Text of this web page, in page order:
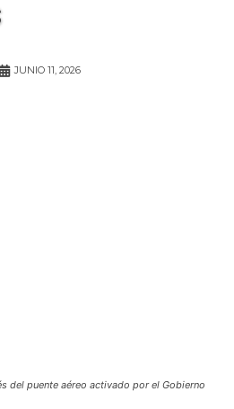
JUNIO 11, 2026
del puente aéreo activado por el Gobierno